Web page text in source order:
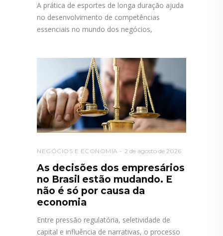
A prática de esportes de longa duração ajuda
no desenvolvimento de competências
essenciais no mundo dos negócios,
NEGÓCIOS E ECONOMIA 2 de agosto de 2026
As decisões dos empresários
no Brasil estão mudando. E
não é só por causa da
economia
Entre pressão regulatória, seletividade de
capital e influência de narrativas, o processo